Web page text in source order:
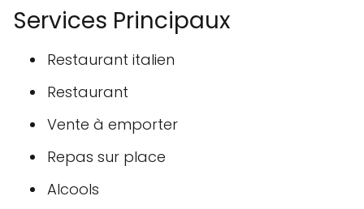
Services Principaux
Restaurant italien
Restaurant
Vente à emporter
Repas sur place
Alcools